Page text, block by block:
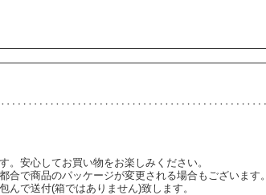
。安心してお買い物をお楽しみください。
で商品のパッケージが変更される場合もございます。
で送付(箱ではありません)致します。